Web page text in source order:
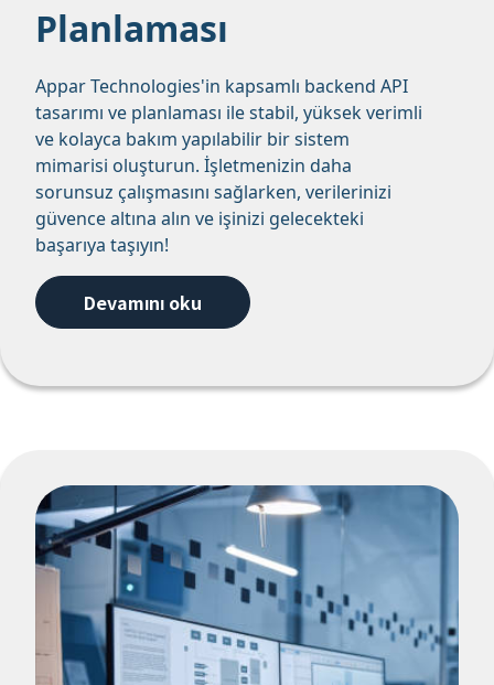
Planlaması
Appar Technologies'in kapsamlı backend API
tasarımı ve planlaması ile stabil, yüksek verimli
ve kolayca bakım yapılabilir bir sistem
mimarisi oluşturun. İşletmenizin daha
sorunsuz çalışmasını sağlarken, verilerinizi
güvence altına alın ve işinizi gelecekteki
başarıya taşıyın!
Devamını oku